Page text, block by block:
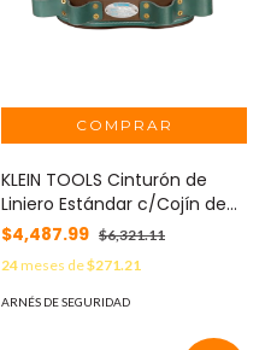
KLEIN TOOLS Cinturón de
Liniero Estándar c/Cojín de
Oscaria / Talla 44. MOD:
$4,487.99 $6,321.11
24meses de$271.21
ARNÉS DE SEGURIDAD